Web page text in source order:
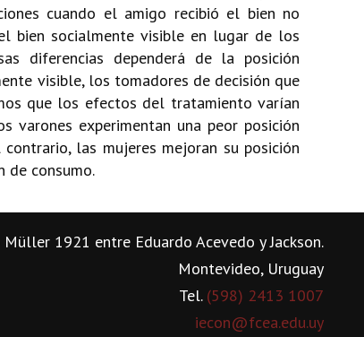
cuando el amigo recibió el bien no
bien socialmente visible en lugar de los
diferencias dependerá de la posición
visible, los tomadores de decisión que
que los efectos del tratamiento varían
varones experimentan una peor posición
las mujeres mejoran su posición
de consumo.
Müller 1921 entre Eduardo Acevedo y Jackson.
Montevideo, Uruguay
Tel. (598) 2413 1007
iecon@fcea.edu.uy